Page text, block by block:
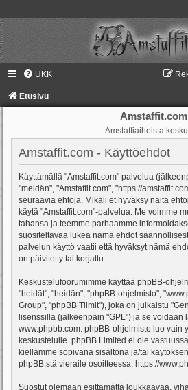
UKK
Etusivu
Amstaffit.com
Amstaffiaiheista
Amstaffit.com - Käyttöehdot
Käyttämällä "Amstaffit.com" palvelua
"meidän", "Amstaffit.com", "https://
seuraavia ehtoja. Mikäli et hyväksy näitä
käytä "Amstaffit.com"-palvelua. Me voimme
tahansa ja teemme parhaamme
suositeltavaa lukea nämä ehdot
palvelun käyttö vaatii että hyväksyt nämä
on päivitetty tai korjattu.
Keskustelufoorumimme käyttää phpBB-
"heidät", "heidän", "phpBB-ohjelmisto",
Group", "phpBB Tiimit"), joka on julkaistu "
lisenssillä (jälkeenpäin "GPL") ja se voidaan
www.phpbb.com. phpBB-ohjelmisto luo vain
keskustelulle. phpBB Limited ei ole
kiellämme sopivana sisältönä ja/tai
phpBB:stä vieraile osoitteessa: https://
Suostut olemaan esittämättä loukkaavaa,